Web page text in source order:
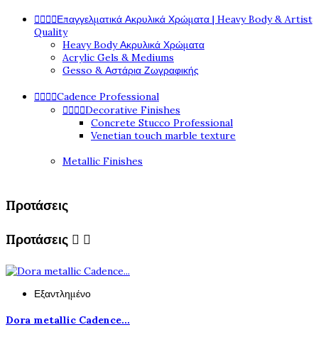
Επαγγελματικά Ακρυλικά Χρώματα | Heavy Body & Artist
Quality
Heavy Body Ακρυλικά Χρώματα
Acrylic Gels & Mediums
Gesso & Αστάρια Ζωγραφικής
Cadence Professional
Decorative Finishes
Concrete Stucco Professional
Venetian touch marble texture
Metallic Finishes
Προτάσεις
Προτάσεις  
Εξαντλημένο
Dora metallic Cadence...